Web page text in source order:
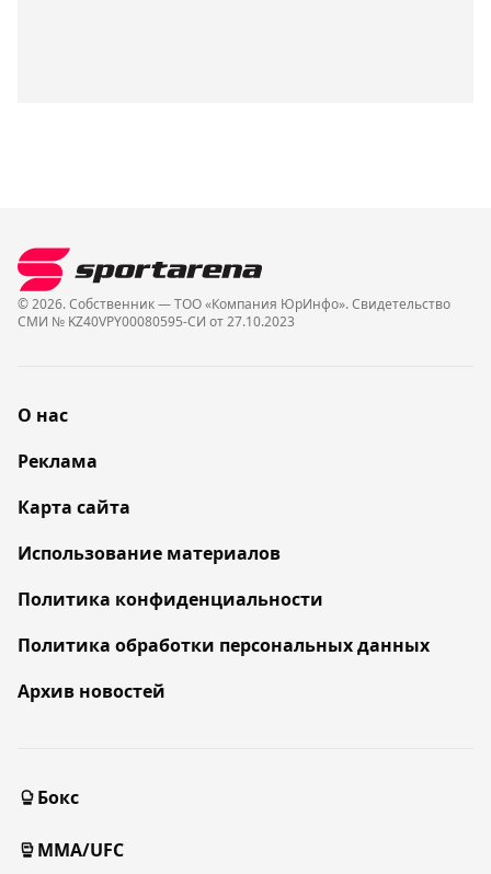
© 2026. Собственник — ТОО «Компания ЮрИнфо». Cвидетельство
СМИ № KZ40VPY00080595-СИ от 27.10.2023
О нас
Реклама
Карта сайта
Использование материалов
Политика конфиденциальности
Политика обработки персональных данных
Архив новостей
Бокс
MMA/UFC